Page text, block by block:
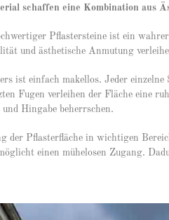
schaffen eine Kombination aus
Pflastersteine ist ein
und ästhetische Anmutung
ist einfach makellos. Jeder
Fugen verleihen der Fläche eine
Hingabe beherrschen.
der Pflasterfläche in wichtigen
einen mühelosen Zugang.